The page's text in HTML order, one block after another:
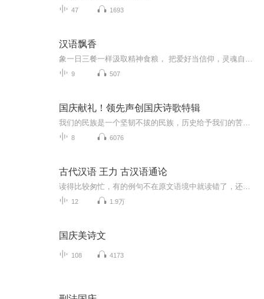
47 1693
汉语飘香
9 507
国庆献礼！领先声创国庆诗歌特辑
8 6076
古代汉语 王力 古汉语通论
12 1.9万
国庆美诗文
108 4173